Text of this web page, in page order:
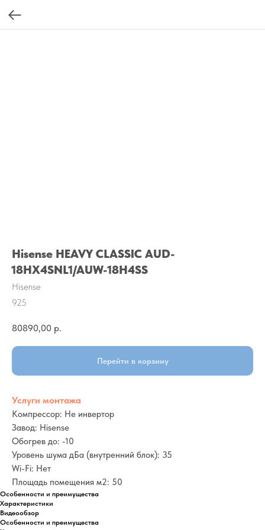
Hisense HEAVY CLASSIC AUD-
18HX4SNL1/AUW-18H4SS
Hisense
925
80890,00 р.
Перейти в корзину
Услуги монтажа
Компрессор: Не инвертор
Завод: Hisense
Обогрев до: -10
Уровень шума дБа (внутренний блок): 35
Wi-Fi: Нет
Площадь помещения м2: 50
Особенности и преимущества
Характеристики
Видеообзор
Особенности и преимущества